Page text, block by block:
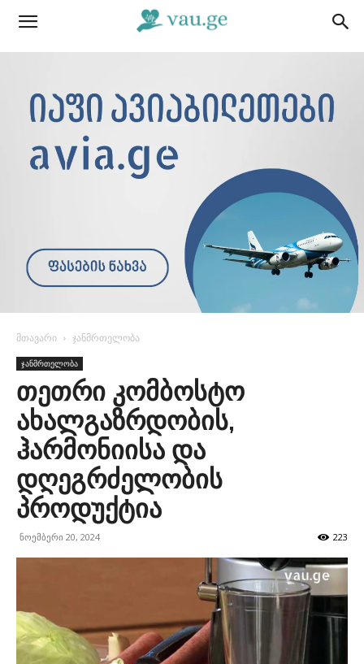
მთავარი ჯანმრთელობა
ჯანმრთელობა
თეთრი კომბოსტო
ახალგაზრდობის,
ჰარმონიისა და
დღეგრძელობის
პროდუქტია
ნოემბერი 20, 2024 223